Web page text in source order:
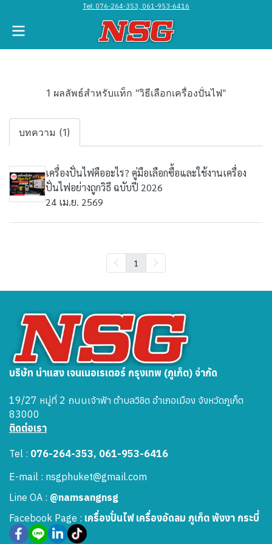
Tel: 076-264-353, 061-953-6416
1 ผลลัพธ์สำหรับแท็ก "วิธีเลือกเครื่องปั่นไฟ"
บทความ (1)
เครื่องปั่นไฟคืออะไร? คู่มือเลือกซื้อและใช้งานเครื่อง
ปั่นไฟอย่างถูกวิธี ฉบับปี 2026
24 เม.ย. 2569
1
บริษัท นำแสง เจนเนอเรเตอร์ กรุงเทพ (ภูเก็ต) จำกัด
19/27 หมู่ที่ 2 ถนนเจ้าฟ้า ตำบลวิชิต อำเภอเมือง จังหวัดภูเก็ต
83000
ติดต่อเรา
Tel : 076-264-353, 061-953-6416
E-mail : nsgphuket@gmail.com
Line OA : @namsangnsg
Facebook Page : เครื่องปั่นไฟ เครื่องอัดลม ภูเก็ต พังงา กระบี่